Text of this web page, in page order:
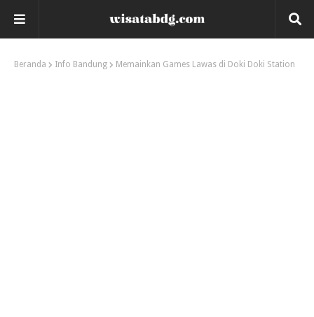
Beranda Info Bandung Memainkan Games Lawas di Doki Doki Station